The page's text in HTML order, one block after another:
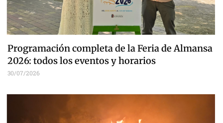
Programación completa de la Feria de Almansa
2026: todos los eventos y horarios
30/07/2026